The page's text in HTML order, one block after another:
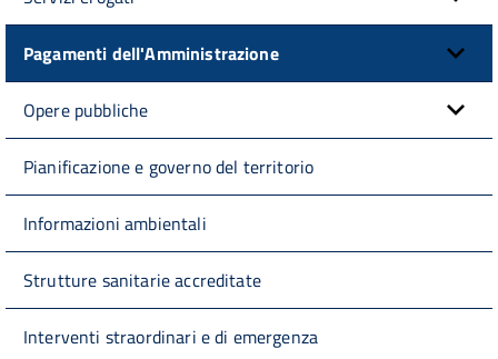
Pagamenti dell'Amministrazione
Opere pubbliche
Pianificazione e governo del territorio
Informazioni ambientali
Strutture sanitarie accreditate
Interventi straordinari e di emergenza